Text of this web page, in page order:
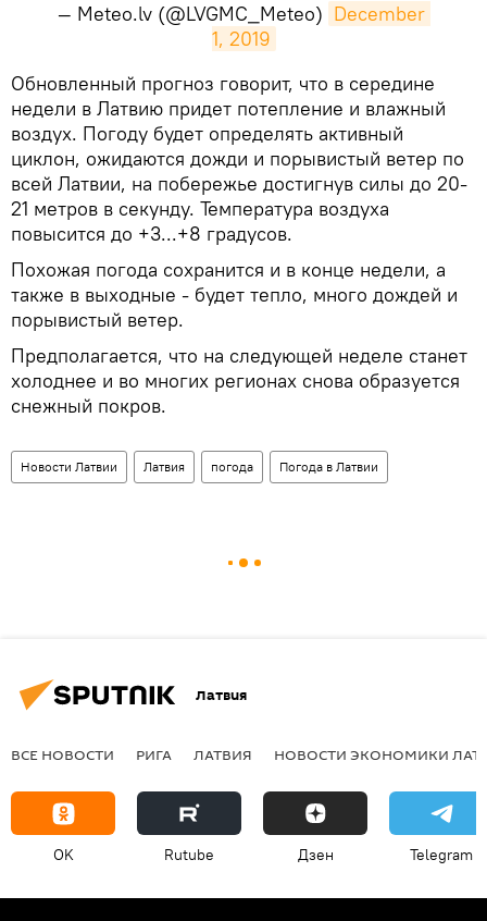
— Meteo.lv (@LVGMC_Meteo) December
1, 2019
​Обновленный прогноз говорит, что в середине
недели в Латвию придет потепление и влажный
воздух. Погоду будет определять активный
циклон, ожидаются дожди и порывистый ветер по
всей Латвии, на побережье достигнув силы до 20-
21 метров в секунду. Температура воздуха
повысится до +3...+8 градусов.
Похожая погода сохранится и в конце недели, а
также в выходные - будет тепло, много дождей и
порывистый ветер.
Предполагается, что на следующей неделе станет
холоднее и во многих регионах снова образуется
снежный покров.
Новости Латвии Латвия погода Погода в Латвии
Латвия
ВСЕ НОВОСТИ РИГА ЛАТВИЯ НОВОСТИ ЭКОНОМИКИ
OK Rutube Дзен Telegram